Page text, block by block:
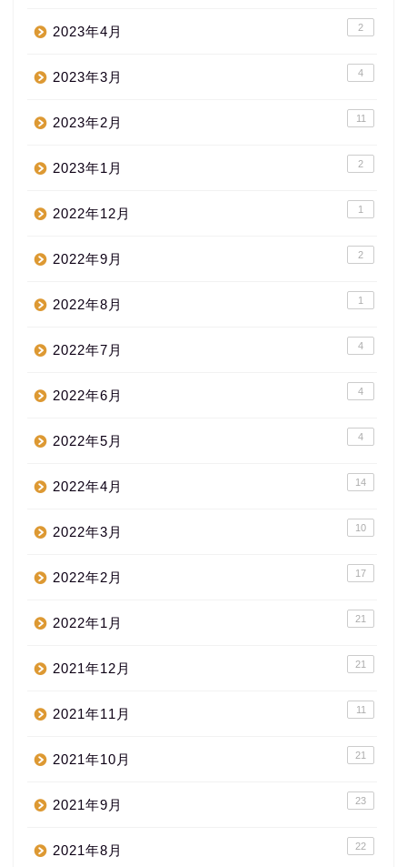
2023年4月 2
2023年3月 4
2023年2月 11
2023年1月 2
2022年12月 1
2022年9月 2
2022年8月 1
2022年7月 4
2022年6月 4
2022年5月 4
2022年4月 14
2022年3月 10
2022年2月 17
2022年1月 21
2021年12月 21
2021年11月 11
2021年10月 21
2021年9月 23
2021年8月 22